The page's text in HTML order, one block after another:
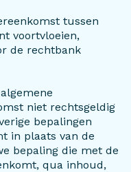
tussen
voortvloeien,
de rechtbank
niet rechtsgeldig
bepalingen
in plaats van de
bepaling die met de
qua inhoud,